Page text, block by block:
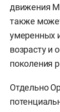
движения
также
умеренных
возрасту и
поколения
Отдельно